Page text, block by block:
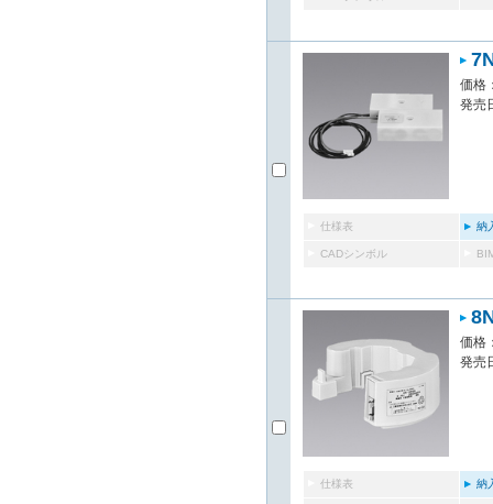
価格
発売
仕様表 納
CADシンボル
価格
発売
仕様表 納